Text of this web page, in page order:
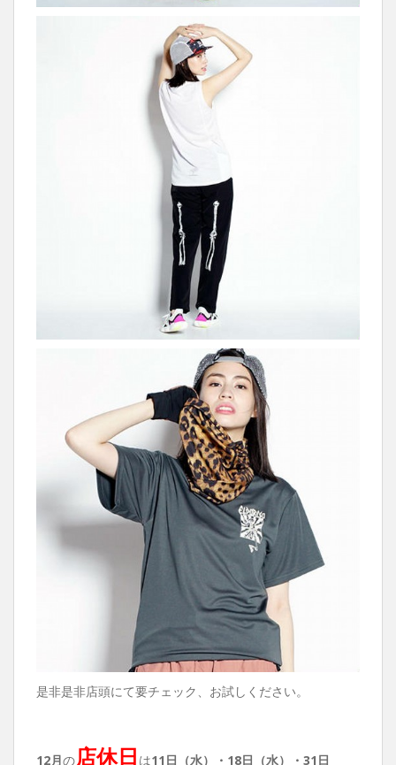
是非是非店頭にて要チェック、お試しください。
12月の店休日 は11日（水）・ 18日（水）・31日